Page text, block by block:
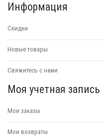
Информация
Скидки
Новые товары
Свяжитесь с нами
Моя учетная запись
Мои заказы
Мои возвраты